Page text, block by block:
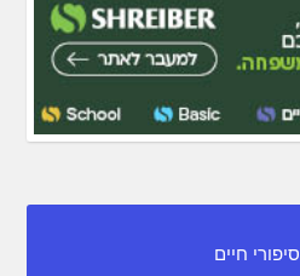
סיפורי חיים